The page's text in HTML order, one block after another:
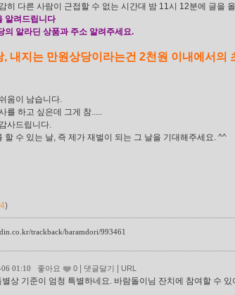
히 다른 사람이 근접할 수 없는 시간대 밤 11시 12분에 글을
알려드립니다
의 알라딘 상품과 주소 알려주세요.
, 내지는 만원상당이라는건 2천원 이내에서의
움이 남습니다.
를 하고 싶은데 그게 참.....
사드립니다.
할 수 있는 날, 즉 제가 재벌이 되는 그 날을 기대해주세요. ^^
4)
trackback/baramdori/993461
01:10 좋아요 0 댓글달기 URL
상 기준이 엄청 특별하네요. 바람돌이님 잔치에 참여할 수